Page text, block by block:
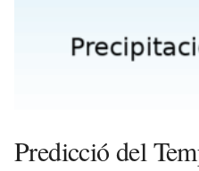
Predicció del